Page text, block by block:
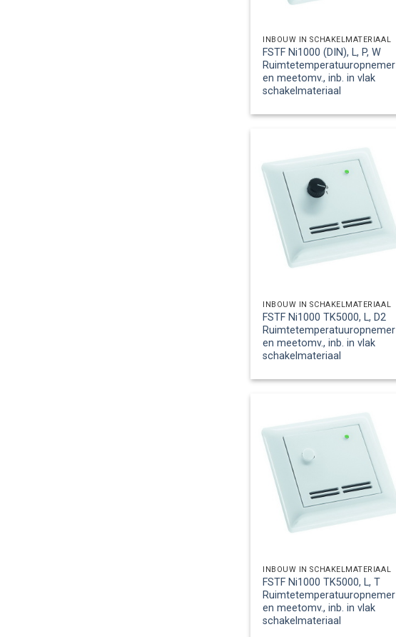
INBOUW IN SCHAKELMATERIAAL
FSTF Ni1000 (DIN), L, P, W
Ruimtetemperatuuropnemer
en meetomv., inb. in vlak
schakelmateriaal
INBOUW IN SCHAKELMATERIAAL
FSTF Ni1000 TK5000, L, D2
Ruimtetemperatuuropnemer
en meetomv., inb. in vlak
schakelmateriaal
INBOUW IN SCHAKELMATERIAAL
FSTF Ni1000 TK5000, L, T
Ruimtetemperatuuropnemer
en meetomv., inb. in vlak
schakelmateriaal